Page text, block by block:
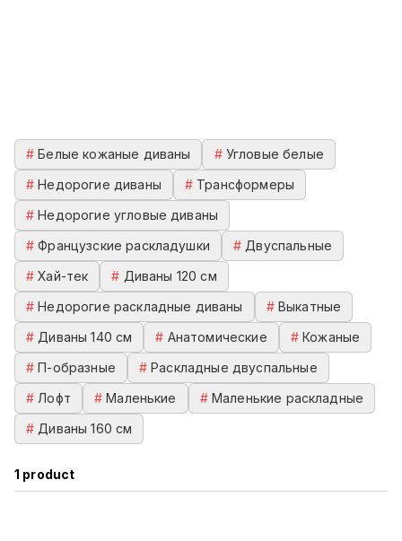
#Белые кожаные диваны # Угловые белые
#Недорогие диваны # Трансформеры
#Недорогие угловые диваны
#Французские раскладушки # Двуспальные
#Хай-тек # Диваны 120 см
#Недорогие раскладные диваны # Выкатные
# Диваны 140 см # Анатомические #Кожаные
#П-образные #Раскладные двуспальные
# Лофт #Маленькие # Маленькие раскладные
# Диваны 160 см
1 product